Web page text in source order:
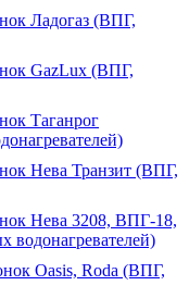
Ладогаз (ВПГ,
GazLux (ВПГ,
Таганрог
Нева Транзит (ВПГ,
Нева 3208, ВПГ-18,
Oasis, Roda (ВПГ,